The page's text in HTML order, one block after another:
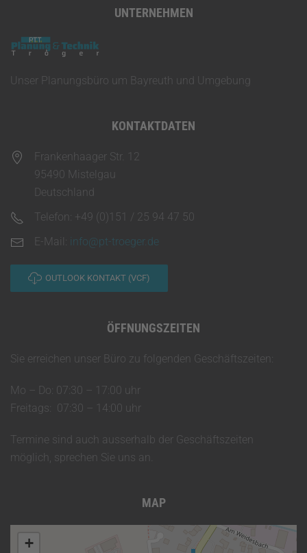
UNTERNEHMEN
Unser Planungsbüro um Bayreuth und Umgebung
KONTAKTDATEN
Frankenhaager Str. 12
95490 Mistelgau
Deutschland
Telefon: +49 (0)151 / 25 94 47 50
E-Mail: info@pt-troeger.de
OUTLOOK KONTAKT (VCF)
ÖFFNUNGSZEITEN
Sie erreichen unser Büro zu folgenden Geschäftszeiten:
Mo – Do: 07:30 – 17:00 uhr
Freitags: 07:30 – 14:00 uhr
Termine sind auch ausserhalb der Geschäftszeiten
möglich, sprechen Sie uns an.
MAP
+